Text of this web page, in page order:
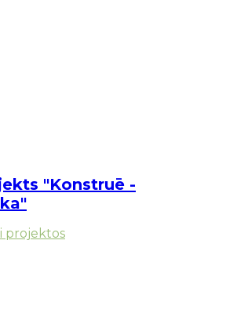
"Konstruē -
projektos